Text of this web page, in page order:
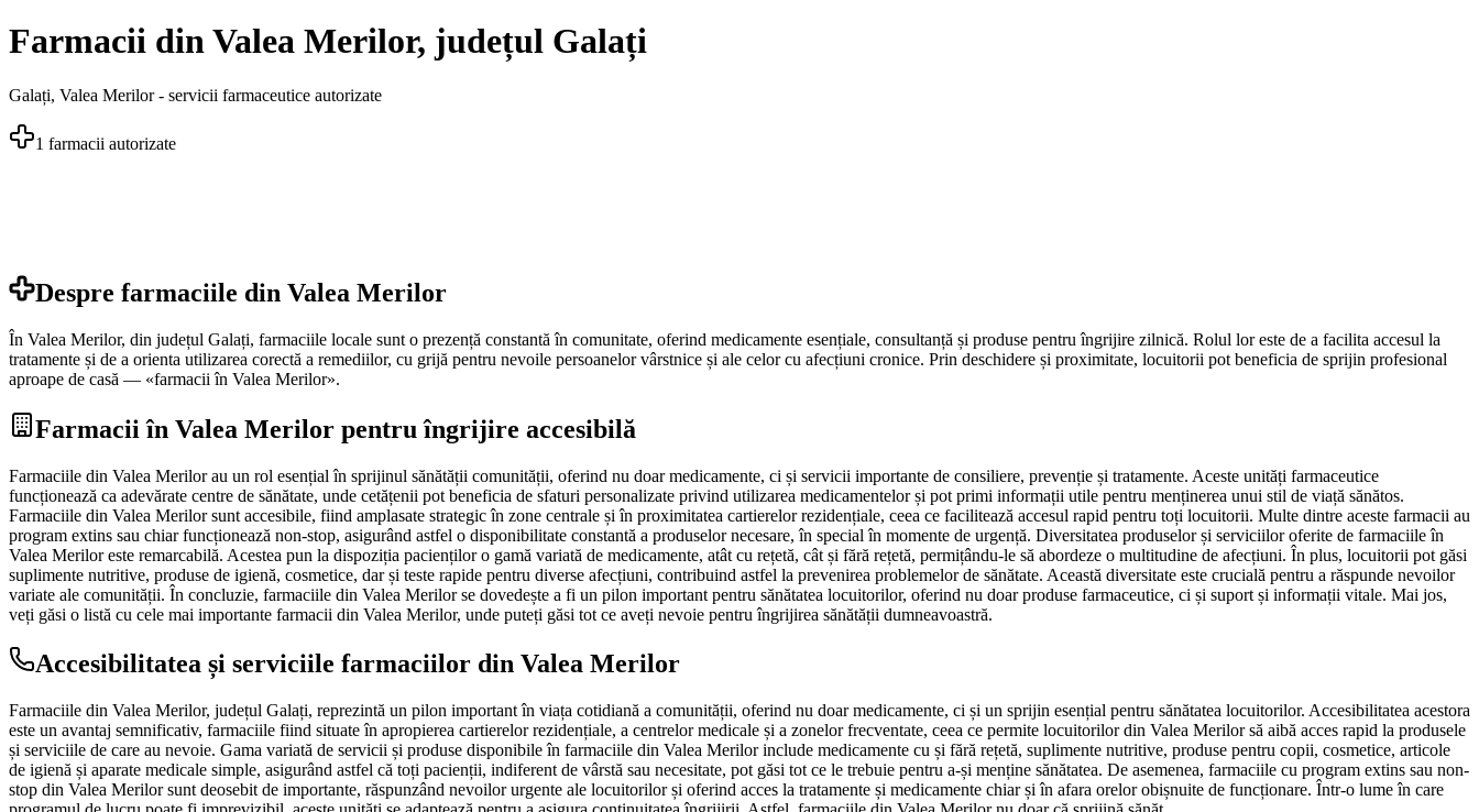
Farmacii din Valea Merilor, județul Galați
Galați, Valea Merilor- servicii farmaceutice autorizate
1 farmacii autorizate
Despre farmaciile din Valea Merilor
În Valea Merilor, din județul Galați, farmaciile locale sunt o prezență constantă în comunitate, oferind medicamente esențiale, consultanță și produse pentru îngrijire zilnică. Rolul lor este de a facilita accesul la
tratamente și de a orienta utilizarea corectă a remediilor, cu grijă pentru nevoile persoanelor vârstnice și ale celor cu afecțiuni cronice. Prin deschidere și proximitate, locuitorii pot beneficia de sprijin profesional
aproape de casă — «farmacii în Valea Merilor».
Farmacii în Valea Merilor pentru îngrijire accesibilă
Farmaciile din Valea Merilor au un rol esențial în sprijinul sănătății comunității, oferind nu doar medicamente, ci și servicii importante de consiliere, prevenție și tratamente. Aceste unități farmaceutice
funcționează ca adevărate centre de sănătate, unde cetățenii pot beneficia de sfaturi personalizate privind utilizarea medicamentelor și pot primi informații utile pentru menținerea unui stil de viață sănătos.
Farmaciile din Valea Merilor sunt accesibile, fiind amplasate strategic în zone centrale și în proximitatea cartierelor rezidențiale, ceea ce facilitează accesul rapid pentru toți locuitorii. Multe dintre aceste farmacii au
program extins sau chiar funcționează non-stop, asigurând astfel o disponibilitate constantă a produselor necesare, în special în momente de urgență. Diversitatea produselor și serviciilor oferite de farmaciile în
Valea Merilor este remarcabilă. Acestea pun la dispoziția pacienților o gamă variată de medicamente, atât cu rețetă, cât și fără rețetă, permițându-le să abordeze o multitudine de afecțiuni. În plus, locuitorii pot găsi
suplimente nutritive, produse de igienă, cosmetice, dar și teste rapide pentru diverse afecțiuni, contribuind astfel la prevenirea problemelor de sănătate. Această diversitate este crucială pentru a răspunde nevoilor
variate ale comunității. În concluzie, farmaciile din Valea Merilor se dovedește a fi un pilon important pentru sănătatea locuitorilor, oferind nu doar produse farmaceutice, ci și suport și informații vitale. Mai jos,
veți găsi o listă cu cele mai importante farmacii din Valea Merilor, unde puteți găsi tot ce aveți nevoie pentru îngrijirea sănătății dumneavoastră.
Accesibilitatea și serviciile farmaciilor din Valea Merilor
Farmaciile din Valea Merilor, județul Galați, reprezintă un pilon important în viața cotidiană a comunității, oferind nu doar medicamente, ci și un sprijin esențial pentru sănătatea locuitorilor. Accesibilitatea acestora
este un avantaj semnificativ, farmaciile fiind situate în apropierea cartierelor rezidențiale, a centrelor medicale și a zonelor frecventate, ceea ce permite locuitorilor din Valea Merilor să aibă acces rapid la produsele
și serviciile de care au nevoie. Gama variată de servicii și produse disponibile în farmaciile din Valea Merilor include medicamente cu și fără rețetă, suplimente nutritive, produse pentru copii, cosmetice, articole
de igienă și aparate medicale simple, asigurând astfel că toți pacienții, indiferent de vârstă sau necesitate, pot găsi tot ce le trebuie pentru a-și menține sănătatea. De asemenea, farmaciile cu program extins sau non-
stop din Valea Merilor sunt deosebit de importante, răspunzând nevoilor urgente ale locuitorilor și oferind acces la tratamente și medicamente chiar și în afara orelor obișnuite de funcționare. Într-o lume în care